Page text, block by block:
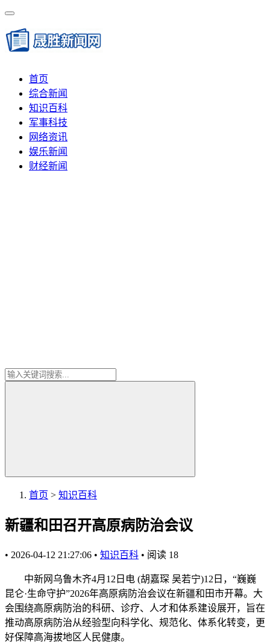
首页
综合新闻
知识百科
军事科技
网络资讯
娱乐新闻
财经新闻
首页 > 知识百科
新疆和田召开高原病防治会议
• 2026-04-12 21:27:06 • 知识百科 • 阅读 18
中新网乌鲁木齐4月12日电 (胡嘉琛 吴若宁)12日，“巍巍
昆仑·生命守护”2026年高原病防治会议在新疆和田市开幕。大
会围绕高原病防治的科研、诊疗、人才和体系建设展开，旨在
推动高原病防治从经验型向科学化、规范化、体系化转变，更
好保障高海拔地区人民健康。